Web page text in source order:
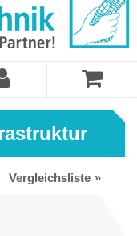
Vergleichsliste